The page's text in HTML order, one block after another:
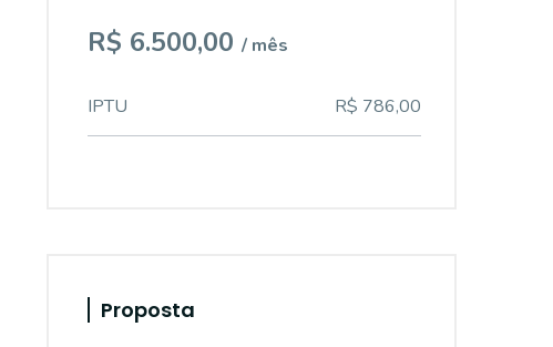
R$ 6.500,00 / mês
IPTU R$ 786,00
Proposta